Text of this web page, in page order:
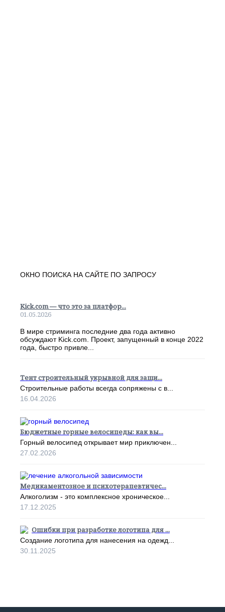
ОКНО ПОИСКА НА САЙТЕ ПО ЗАПРОСУ
Kick.com — что это за платфор...
01.05.2026
В мире стриминга последние два года активно
обсуждают Kick.com. Проект, запущенный в конце 2022
года, быстро привле...
Тент строительный укрывной для защи...
Строительные работы всегда сопряжены с в...
16.04.2026
Бюджетные горные велосипеды: как вы...
Горный велосипед открывает мир приключен...
27.02.2026
Медикаментозное и психотерапевтичес...
Алкоголизм - это комплексное хроническое...
17.12.2025
Ошибки при разработке логотипа для ...
Создание логотипа для нанесения на одежд...
30.11.2025